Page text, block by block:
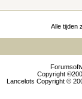
Alle tijden
Copyright
Lancelots Copyright ©